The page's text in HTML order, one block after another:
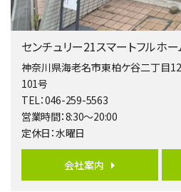
第5位
開放感があり日当たり良好な南西・北西角
第6位
センチュリー21スマートフルホー
神奈川県海老名市東柏ケ谷二丁目
101号
TEL：046-259-5563
営業時間：8:30～20:00
定休日：水曜日
会社案内